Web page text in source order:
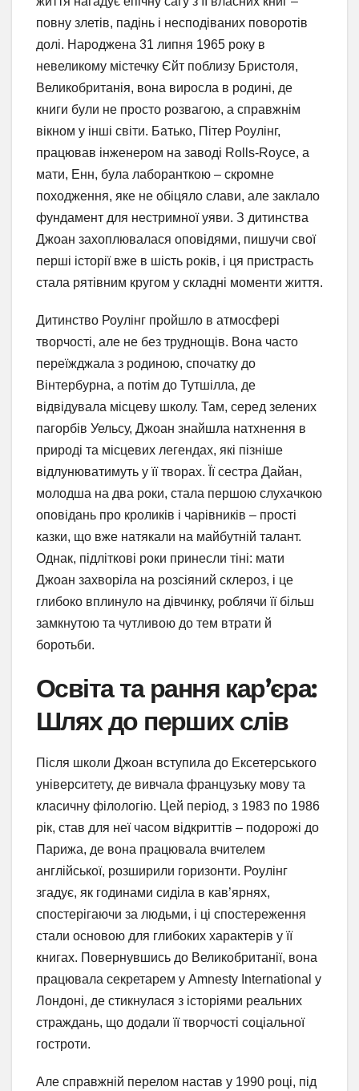
повну злетів, падінь і несподіваних поворотів
долі. Народжена 31 липня 1965 року в
невеликому містечку Єйт поблизу Бристоля,
Великобританія, вона виросла в родині, де
книги були не просто розвагою, а справжнім
вікном у інші світи. Батько, Пітер Роулінг,
працював інженером на заводі Rolls-Royce, а
мати, Енн, була лаборанткою – скромне
походження, яке не обіцяло слави, але заклало
фундамент для нестримної уяви. З дитинства
Джоан захоплювалася оповідями, пишучи свої
перші історії вже в шість років, і ця пристрасть
стала рятівним кругом у складні моменти життя.
Дитинство Роулінг пройшло в атмосфері
творчості, але не без труднощів. Вона часто
переїжджала з родиною, спочатку до
Вінтербурна, а потім до Тутшілла, де
відвідувала місцеву школу. Там, серед зелених
пагорбів Уельсу, Джоан знайшла натхнення в
природі та місцевих легендах, які пізніше
відлунюватимуть у її творах. Її сестра Дайан,
молодша на два роки, стала першою слухачкою
оповідань про кроликів і чарівників – прості
казки, що вже натякали на майбутній талант.
Однак, підліткові роки принесли тіні: мати
Джоан захворіла на розсіяний склероз, і це
глибоко вплинуло на дівчинку, роблячи її більш
замкнутою та чутливою до тем втрати й
боротьби.
Освіта та рання кар’єра:
Шлях до перших слів
Після школи Джоан вступила до Ексетерського
університету, де вивчала французьку мову та
класичну філологію. Цей період, з 1983 по 1986
рік, став для неї часом відкриттів – подорожі до
Парижа, де вона працювала вчителем
англійської, розширили горизонти. Роулінг
згадує, як годинами сиділа в кав’ярнях,
спостерігаючи за людьми, і ці спостереження
стали основою для глибоких характерів у її
книгах. Повернувшись до Великобританії, вона
працювала секретарем у Amnesty International у
Лондоні, де стикнулася з історіями реальних
страждань, що додали її творчості соціальної
гостроти.
Але справжній перелом настав у 1990 році, під